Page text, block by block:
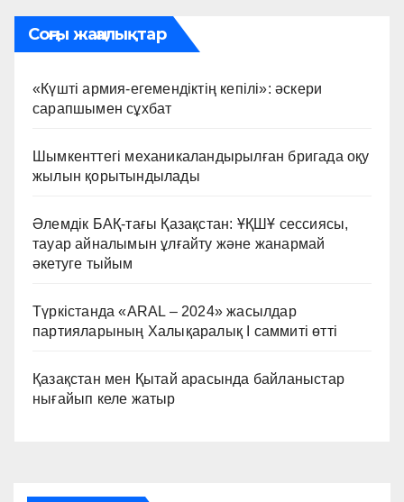
Соңғы жаңалықтар
«Күшті армия-егемендіктің кепілі»: әскери
сарапшымен сұхбат
Шымкенттегі механикаландырылған бригада оқу
жылын қорытындылады
Әлемдік БАҚ-тағы Қазақстан: ҰҚШҰ сессиясы,
тауар айналымын ұлғайту және жанармай
әкетуге тыйым
Түркістанда «ARAL – 2024» жасылдар
партияларының Халықаралық I саммиті өтті
Қазақстан мен Қытай арасында байланыстар
нығайып келе жатыр